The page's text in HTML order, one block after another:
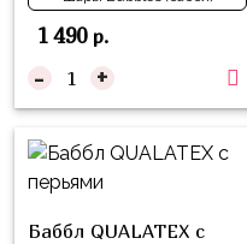
1 490р.
- +
Баббл QUALATEX с
Бумажный
декор
ободки
Гудки
Дедушки
Тропики